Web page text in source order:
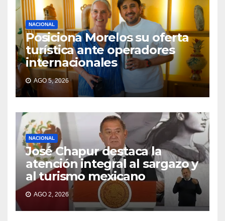
NACIONAL
Posiciona Morelos su oferta
turística ante operadores
internacionales
AGO 5, 2026
NACIONAL
José Chapur destaca la
atención integral al sargazo y
al turismo mexicano
AGO 2, 2026